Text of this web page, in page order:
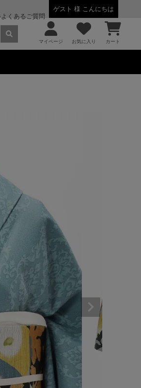
ゲスト 様 こんにちは
よくあるご質問
マイページ お気に入り カート